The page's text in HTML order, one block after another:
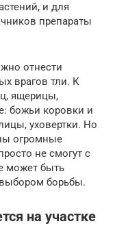
и для
препараты
отнести
врагов тли. К
ящерицы,
божьи коровки и
уховертки. Но
огромные
не смогут с
может быть
борьбы.
на участке